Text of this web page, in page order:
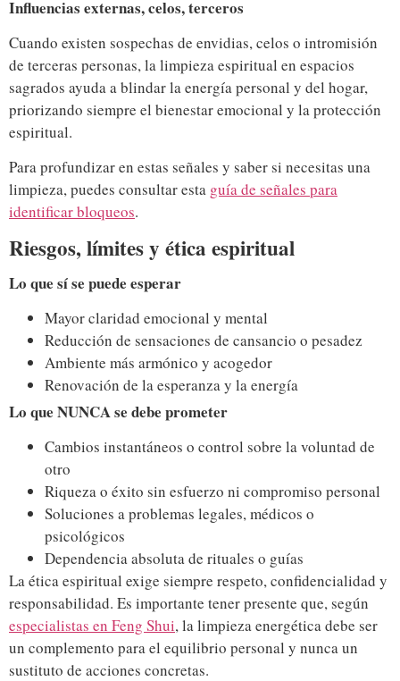
Influencias externas, celos, terceros
Cuando existen sospechas de envidias, celos o intromisión
de terceras personas, la limpieza espiritual en espacios
sagrados ayuda a blindar la energía personal y del hogar,
priorizando siempre el bienestar emocional y la protección
espiritual.
Para profundizar en estas señales y saber si necesitas una
limpieza, puedes consultar esta guía de señales para
identificar bloqueos.
Riesgos, límites y ética espiritual
Lo que sí se puede esperar
Mayor claridad emocional y mental
Reducción de sensaciones de cansancio o pesadez
Ambiente más armónico y acogedor
Renovación de la esperanza y la energía
Lo que NUNCA se debe prometer
Cambios instantáneos o control sobre la voluntad de
otro
Riqueza o éxito sin esfuerzo ni compromiso personal
Soluciones a problemas legales, médicos o
psicológicos
Dependencia absoluta de rituales o guías
La ética espiritual exige siempre respeto, confidencialidad y
responsabilidad. Es importante tener presente que, según
especialistas en Feng Shui, la limpieza energética debe ser
un complemento para el equilibrio personal y nunca un
sustituto de acciones concretas.